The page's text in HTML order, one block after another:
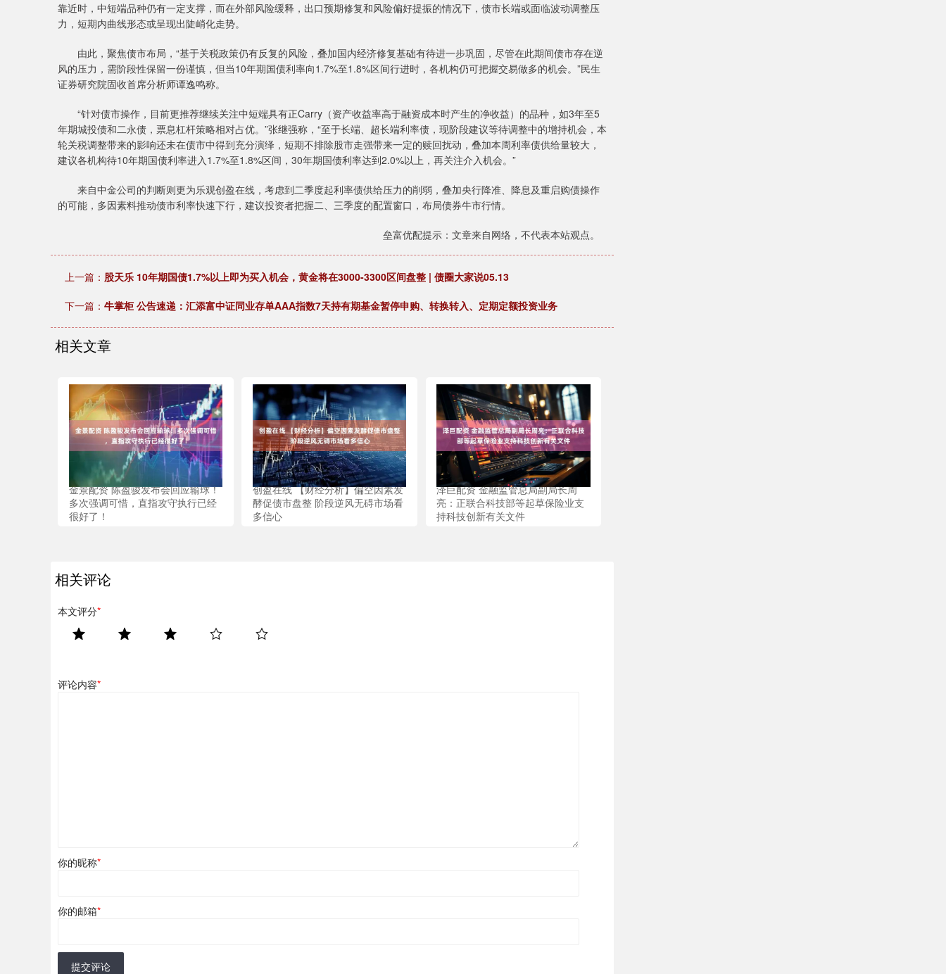
靠近时，中短端品种仍有一定支撑，而在外部风险缓释，出口预期修复和风险偏好提振的情况下，债市长端或面临波动调整压
力，短期内曲线形态或呈现出陡峭化走势。
由此，聚焦债市布局，“基于关税政策仍有反复的风险，叠加国内经济修复基础有待进一步巩固，尽管在此期间债市存在逆
风的压力，需阶段性保留一份谨慎，但当10年期国债利率向1.7%至1.8%区间行进时，各机构仍可把握交易做多的机会。”民生
证券研究院固收首席分析师谭逸鸣称。
“针对债市操作，目前更推荐继续关注中短端具有正Carry（资产收益率高于融资成本时产生的净收益）的品种，如3年至5
年期城投债和二永债，票息杠杆策略相对占优。”张继强称，“至于长端、超长端利率债，现阶段建议等待调整中的增持机会，本
轮关税调整带来的影响还未在债市中得到充分演绎，短期不排除股市走强带来一定的赎回扰动，叠加本周利率债供给量较大，
建议各机构待10年期国债利率进入1.7%至1.8%区间，30年期国债利率达到2.0%以上，再关注介入机会。”
来自中金公司的判断则更为乐观创盈在线，考虑到二季度起利率债供给压力的削弱，叠加央行降准、降息及重启购债操作
的可能，多因素料推动债市利率快速下行，建议投资者把握二、三季度的配置窗口，布局债券牛市行情。
垒富优配提示：文章来自网络，不代表本站观点。
上一篇： 股天乐 10年期国债1.7%以上即为买入机会，黄金将在3000-3300区间盘整 | 债圈大家说05.13
下一篇： 牛掌柜 公告速递：汇添富中证同业存单AAA指数7天持有期基金暂停申购、转换转入、定期定额投资业务
相关文章
金景配资 陈盈骏发布会回应输球！
多次强调可惜，直指攻守执行已经
很好了！
创盈在线 【财经分析】偏空因素发
酵促债市盘整 阶段逆风无碍市场看
多信心
泽巨配资 金融监管总局副局长周
亮：正联合科技部等起草保险业支
持科技创新有关文件
相关评论
本文评分*
评论内容*
你的昵称*
你的邮箱*
提交评论